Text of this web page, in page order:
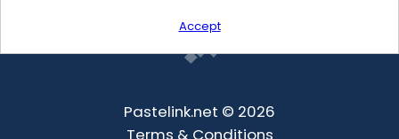
Accept
Pastelink.net © 2026
Terms & Conditions